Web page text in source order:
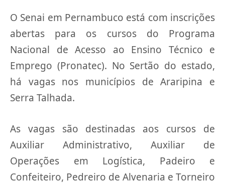
O Senai em Pernambuco está com inscrições
abertas para os cursos do Programa
Nacional de Acesso ao Ensino Técnico e
Emprego (Pronatec). No Sertão do estado,
há vagas nos municípios de Araripina e
Serra Talhada.
As vagas são destinadas aos cursos de
Auxiliar Administrativo, Auxiliar de
Operações em Logística, Padeiro e
Confeiteiro, Pedreiro de Alvenaria e Torneiro